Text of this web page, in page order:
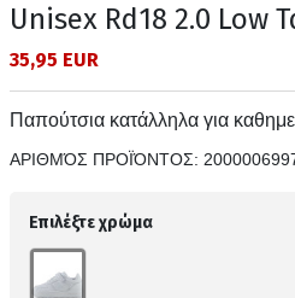
Unisex Rd18 2.0 Low
35,95 EUR
Παπούτσια κατάλληλα για
ΑΡΙΘΜΌΣ ΠΡΟΪΌΝΤΟΣ:
Επιλέξτε χρώμα